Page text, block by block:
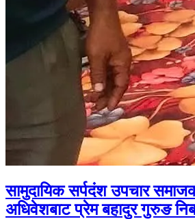
सामुदायिक सर्पदंश उपचार
अधिवेशबाट प्रेम बहादुर गुरुङ